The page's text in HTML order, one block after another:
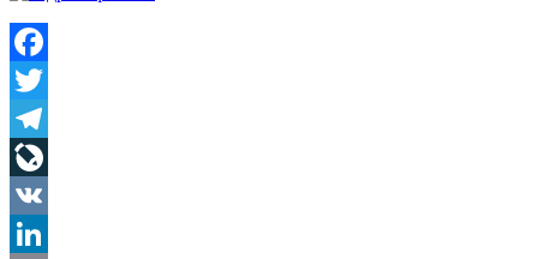
Facebook
Twitter
Telegram
LiveJournal
VK